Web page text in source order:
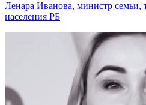
Ленара Иванова, министр семьи,
населения РБ